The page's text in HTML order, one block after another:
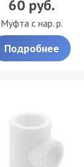
60 руб.
Муфта с нар. р.
Подробнее